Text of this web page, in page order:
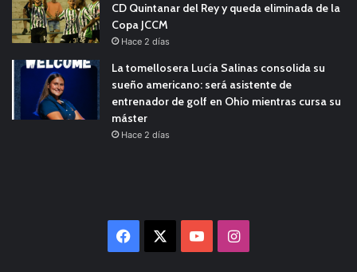
CD Quintanar del Rey y queda eliminada de la
Copa JCCM
Hace 2 días
La tomellosera Lucía Salinas consolida su
sueño americano: será asistente de
entrenador de golf en Ohio mientras cursa su
máster
Hace 2 días
Facebook YouTubeInstagram